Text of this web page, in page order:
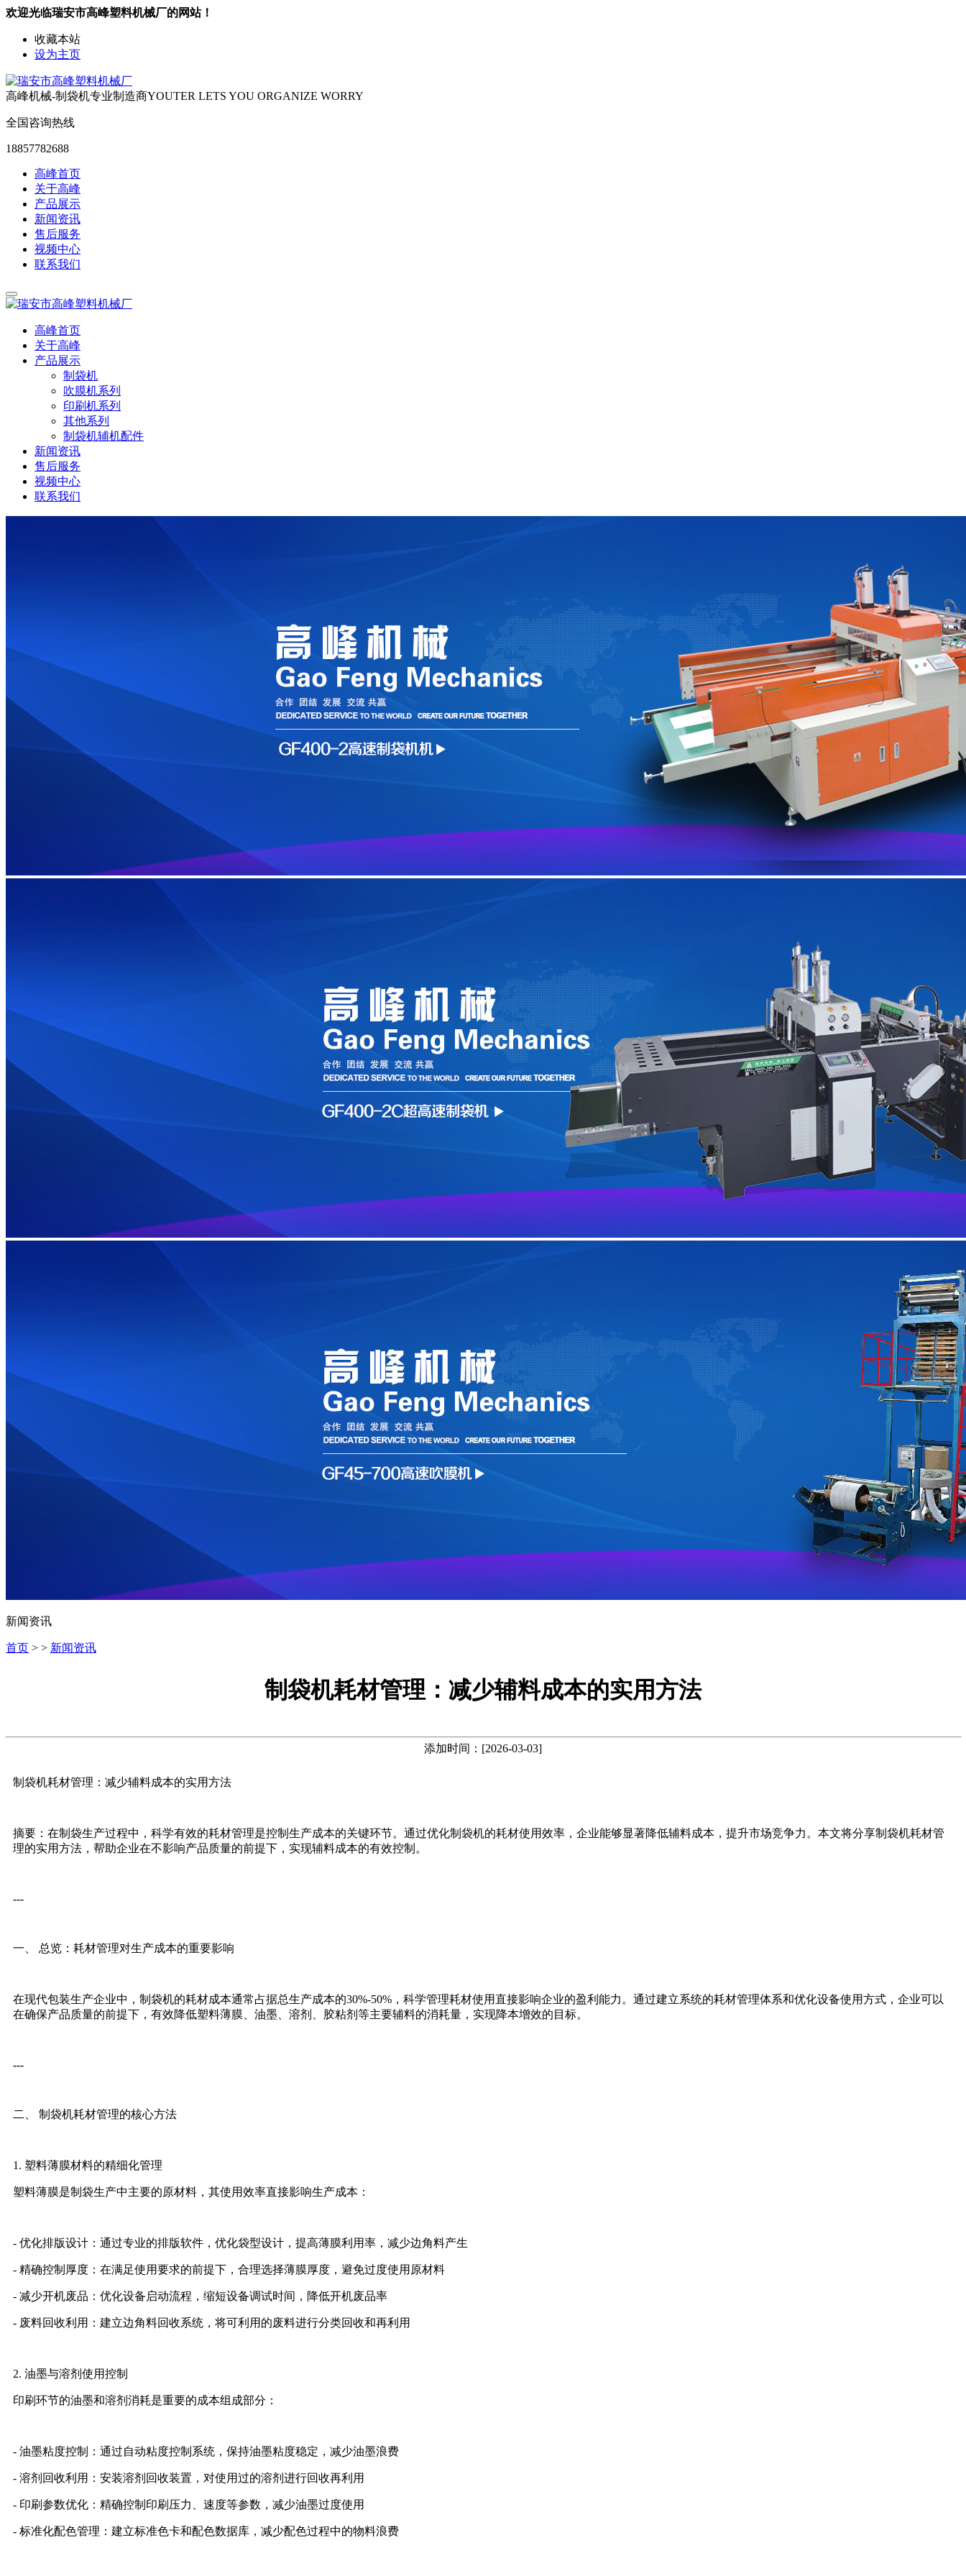
欢迎光临瑞安市高峰塑料机械厂的网站！
收藏本站
设为主页
高峰机械-制袋机专业制造商YOUTER LETS YOU ORGANIZE WORRY
全国咨询热线
18857782688
高峰首页
关于高峰
产品展示
新闻资讯
售后服务
视频中心
联系我们
高峰首页
关于高峰
产品展示
制袋机
吹膜机系列
印刷机系列
其他系列
制袋机辅机配件
新闻资讯
售后服务
视频中心
联系我们
新闻资讯
首页 > > 新闻资讯
制袋机耗材管理：减少辅料成本的实用方法
添加时间：[2026-03-03]
制袋机耗材管理：减少辅料成本的实用方法
摘要：在制袋生产过程中，科学有效的耗材管理是控制生产成本的关键环节。通过优化制袋机的耗材使用效率，企业能够显著降低辅料成本，提升市场竞争力。本文将分享制袋机耗材管
理的实用方法，帮助企业在不影响产品质量的前提下，实现辅料成本的有效控制。
---
一、 总览：耗材管理对生产成本的重要影响
在现代包装生产企业中，制袋机的耗材成本通常占据总生产成本的30%-50%，科学管理耗材使用直接影响企业的盈利能力。通过建立系统的耗材管理体系和优化设备使用方式，企业可以
在确保产品质量的前提下，有效降低塑料薄膜、油墨、溶剂、胶粘剂等主要辅料的消耗量，实现降本增效的目标。
---
二、 制袋机耗材管理的核心方法
1. 塑料薄膜材料的精细化管理
塑料薄膜是制袋生产中主要的原材料，其使用效率直接影响生产成本：
- 优化排版设计：通过专业的排版软件，优化袋型设计，提高薄膜利用率，减少边角料产生
- 精确控制厚度：在满足使用要求的前提下，合理选择薄膜厚度，避免过度使用原材料
- 减少开机废品：优化设备启动流程，缩短设备调试时间，降低开机废品率
- 废料回收利用：建立边角料回收系统，将可利用的废料进行分类回收和再利用
2. 油墨与溶剂使用控制
印刷环节的油墨和溶剂消耗是重要的成本组成部分：
- 油墨粘度控制：通过自动粘度控制系统，保持油墨粘度稳定，减少油墨浪费
- 溶剂回收利用：安装溶剂回收装置，对使用过的溶剂进行回收再利用
- 印刷参数优化：精确控制印刷压力、速度等参数，减少油墨过度使用
- 标准化配色管理：建立标准色卡和配色数据库，减少配色过程中的物料浪费